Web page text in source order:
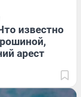
известно
арест